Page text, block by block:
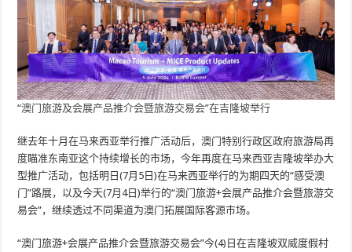
“澳门旅游及会展产品推介会暨旅游交易会”在吉隆坡举行
继去年十月在马来西亚举行推广活动后，澳门特别行政区政府旅游局再
度瞄准东南亚这个持续增长的市场，今年再度在马来西亚吉隆坡举办大
型推广活动，包括明日(7月5日)在马来西亚举行的为期四天的“感受澳
门”路展，以及今天(7月4日)举行的“澳门旅游+会展产品推介会暨旅游交
易会”，继续透过不同渠道为澳门拓展国际客源市场。
“澳门旅游+会展产品推介会暨旅游交易会”今(4)日在吉隆坡双威度假村